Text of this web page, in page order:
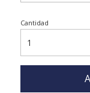
Cantidad